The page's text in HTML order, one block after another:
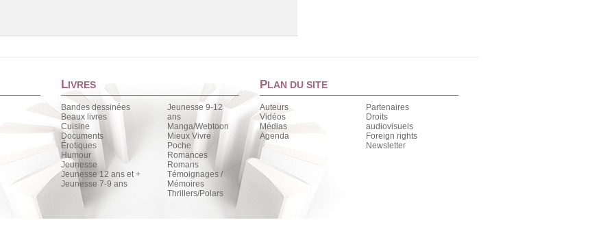
Chargement de la liste
LIVRES
Bandes dessinées
Beaux livres
Cuisine
Documents
Érotiques
Humour
Jeunesse
Jeunesse 12 ans et +
Jeunesse 7-9 ans
Jeunesse 9-12
ans
Manga/Webtoon
Mieux Vivre
Poche
Romances
Romans
Témoignages /
Mémoires
Thrillers/Polars
PLAN DU SITE
Auteurs
Vidéos
Médias
Agenda
Partenaires
Droits
audiovisuels
Foreign rights
Newsletter